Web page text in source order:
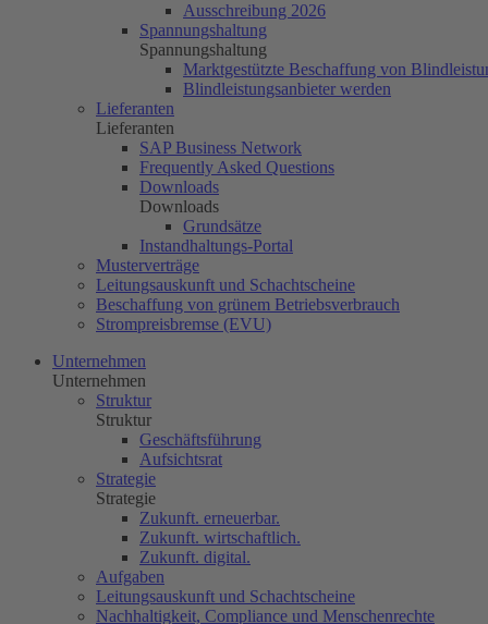
Ausschreibung 2026
Spannungshaltung
Spannungshaltung
Marktgestützte Beschaffung von
Blindleistungsanbieter werden
Lieferanten
Lieferanten
SAP Business Network
Frequently Asked Questions
Downloads
Downloads
Grundsätze
Instandhaltungs-Portal
Musterverträge
Leitungsauskunft und Schachtscheine
Beschaffung von grünem Betriebsverbrauch
Strompreisbremse (EVU)
Unternehmen
Unternehmen
Struktur
Struktur
Geschäftsführung
Aufsichtsrat
Strategie
Strategie
Zukunft. erneuerbar.
Zukunft. wirtschaftlich.
Zukunft. digital.
Aufgaben
Leitungsauskunft und Schachtscheine
Nachhaltigkeit, Compliance und Menschenrechte